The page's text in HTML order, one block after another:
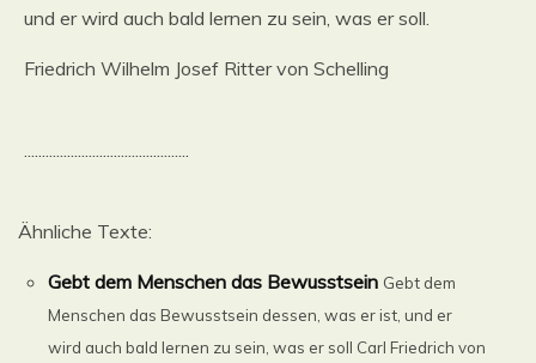
und er wird auch bald lernen zu sein, was er soll.
Friedrich Wilhelm Josef Ritter von Schelling
..............................................
Ähnliche Texte:
Gebt dem Menschen das Bewusstsein Gebt dem
Menschen das Bewusstsein dessen, was er ist, und er
wird auch bald lernen zu sein, was er soll Carl Friedrich von